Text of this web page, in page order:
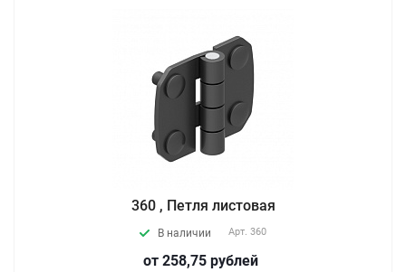
360 , Петля листовая
В наличии Арт. 360
от 258,75 рублей